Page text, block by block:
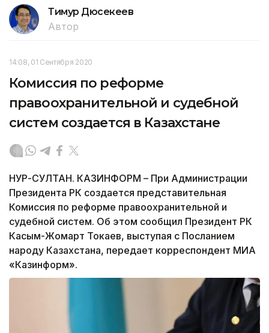
Тимур Дюсекеев
Автор
14:08, 01 Сентября 2020
Комиссия по реформе
правоохранительной и судебной
систем создается в Казахстане
НУР-СУЛТАН. КАЗИНФОРМ – При Администрации
Президента РК создается представительная
Комиссия по реформе правоохранительной и
судебной систем. Об этом сообщил Президент РК
Касым-Жомарт Токаев, выступая с Посланием
народу Казахстана, передает корреспондент МИА
«Казинформ».